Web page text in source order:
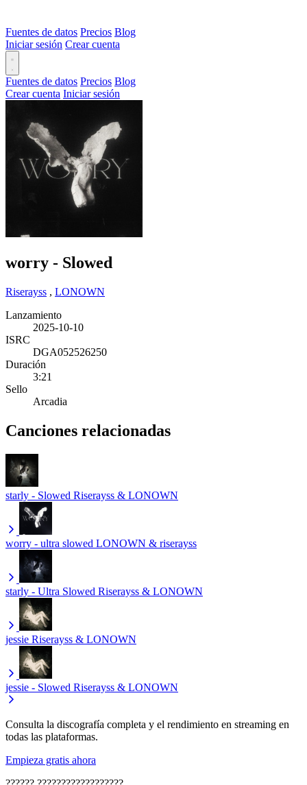
Fuentes de datos Precios Blog
Iniciar sesión Crear cuenta
Fuentes de datos Precios Blog
Crear cuenta Iniciar sesión
worry - Slowed
Riserayss , LONOWN
Lanzamiento
2025-10-10
ISRC
DGA052526250
Duración
3:21
Sello
Arcadia
Canciones relacionadas
starly - Slowed Riserayss & LONOWN
worry - ultra slowed LONOWN & riserayss
starly - Ultra Slowed Riserayss & LONOWN
jessie Riserayss & LONOWN
jessie - Slowed Riserayss & LONOWN
Consulta la discografía completa y el rendimiento en streaming en
todas las plataformas.
Empieza gratis ahora